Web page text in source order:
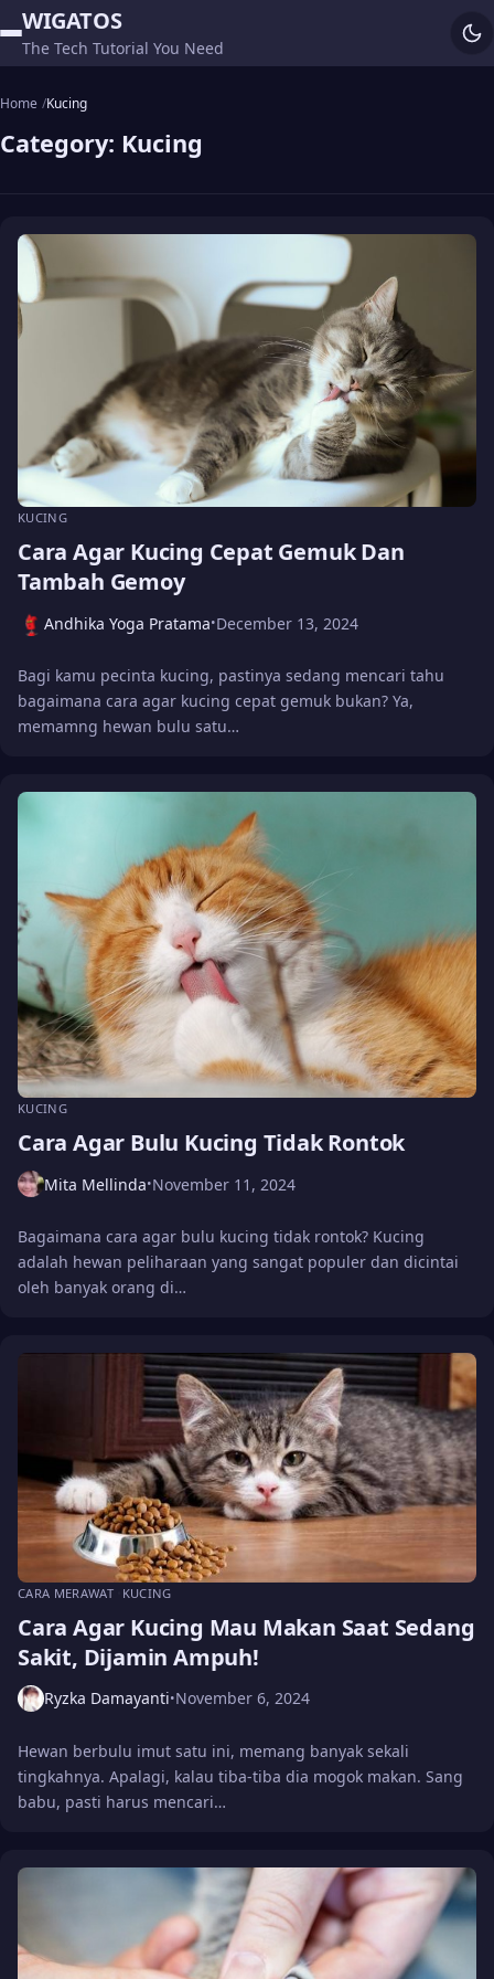
WIGATOS
The Tech Tutorial You Need
Home Kucing
Category: Kucing
KUCING
Cara Agar Kucing Cepat Gemuk Dan
Tambah Gemoy
Andhika Yoga Pratama•December 13, 2024
Bagi kamu pecinta kucing, pastinya sedang mencari tahu
bagaimana cara agar kucing cepat gemuk bukan? Ya,
memamng hewan bulu satu…
KUCING
Cara Agar Bulu Kucing Tidak Rontok
Mita Mellinda•November 11, 2024
Bagaimana cara agar bulu kucing tidak rontok? Kucing
adalah hewan peliharaan yang sangat populer dan dicintai
oleh banyak orang di…
CARA MERAWAT KUCING
Cara Agar Kucing Mau Makan Saat Sedang
Sakit, Dijamin Ampuh!
Ryzka Damayanti•November 6, 2024
Hewan berbulu imut satu ini, memang banyak sekali
tingkahnya. Apalagi, kalau tiba-tiba dia mogok makan. Sang
babu, pasti harus mencari…